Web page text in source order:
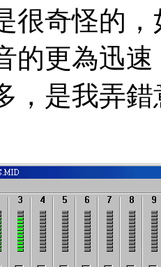
很奇怪的
的更為迅
，是我弄